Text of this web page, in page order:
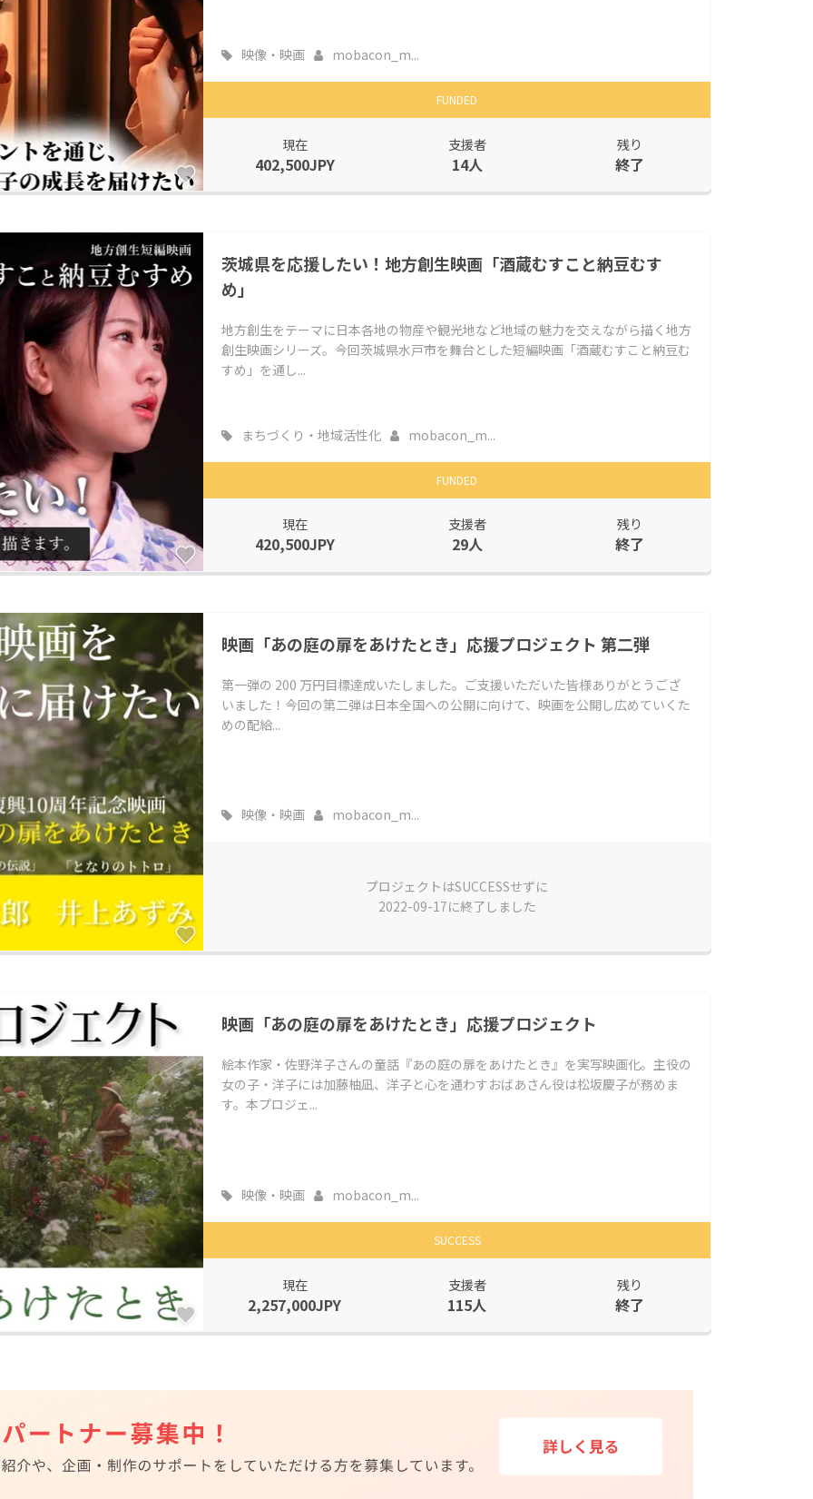
映像・映画 mobacon_m...
FUNDED
現在
402,500JPY
支援者
14人
残り
終了
茨城県を応援したい！地方創生映画「酒蔵むすこと納豆むす
め」
地方創生をテーマに日本各地の物産や観光地など地域の魅力を交えながら描く地方
創生映画シリーズ。今回茨城県水戸市を舞台とした短編映画「酒蔵むすこと納豆む
すめ」を通し...
まちづくり・地域活性化 mobacon_m...
FUNDED
現在
420,500JPY
支援者
29人
残り
終了
映画「あの庭の扉をあけたとき」応援プロジェクト 第二弾
第⼀弾の 200 万円⽬標達成いたしました。ご⽀援いただいた皆様ありがとうござ
いました！今回の第⼆弾は⽇本全国への公開に向けて、映画を公開し広めていくた
めの配給...
映像・映画 mobacon_m...
プロジェクトはSUCCESSせずに
2022-09-17に終了しました
映画「あの庭の扉をあけたとき」応援プロジェクト
絵本作家・佐野洋子さんの童話『あの庭の扉をあけたとき』を実写映画化。主役の
女の子・洋子には加藤柚凪、洋子と心を通わすおばあさん役は松坂慶子が務めま
す。本プロジェ...
映像・映画 mobacon_m...
SUCCESS
現在
2,257,000JPY
支援者
115人
残り
終了